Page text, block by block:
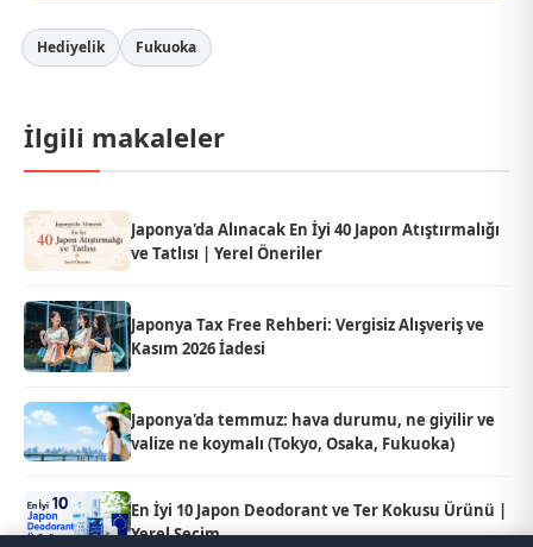
Hediyelik Fukuoka
İlgili makaleler
Japonya'da Alınacak En İyi 40 Japon Atıştırmalığı
ve Tatlısı | Yerel Öneriler
Japonya Tax Free Rehberi: Vergisiz Alışveriş ve
Kasım 2026 İadesi
Japonya'da temmuz: hava durumu, ne giyilir ve
valize ne koymalı (Tokyo, Osaka, Fukuoka)
En İyi 10 Japon Deodorant ve Ter Kokusu Ürünü |
Yerel Seçim